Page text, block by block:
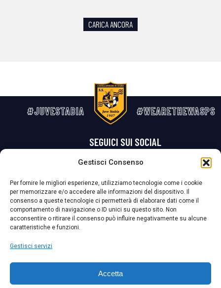
Gestisci Consenso
Per fornire le migliori esperienze, utilizziamo tecnologie come i cookie
per memorizzare e/o accedere alle informazioni del dispositivo. Il
consenso a queste tecnologie ci permetterà di elaborare dati come il
comportamento di navigazione o ID unici su questo sito. Non
acconsentire o ritirare il consenso può influire negativamente su alcune
caratteristiche e funzioni.
Gestisci servizi
Accetta
CARICA ANCORA
#JUVESTABIA #WEARETHEWASPS
SEGUICI SUI SOCIAL
La Società ha nominato il Responsabile della Protezione dei Dati Personali (DPO), figura specializzata che vigila sulle modalità adottate dalla
nostra Società per tutelare i Suoi dati personali.